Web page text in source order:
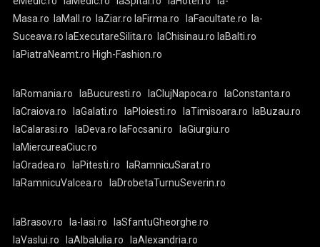
Masa.ro
laMall.ro laZiar.ro laFirma.ro laFacultate.ro
la-
Suceava.ro laExecutareSilita.ro laChisinau.ro laBalti.ro
laPiatraNeamt.ro High-Fashion.ro
laRomania.ro laBucuresti.ro laClujNapoca.ro
laConstanta.ro
laCraiova.ro
laGalati.ro laPloiesti.ro laTimisoara.ro
laBuzau.ro
laCalarasi.ro
laDeva.ro laFocsani.ro
laGiurgiu.ro
laMiercureaCiuc.ro
laOradea.ro
laPitesti.ro
laRamnicuSarat.ro
laRamnicuValcea.ro
laDrobetaTurnuSeverin.ro
laBrasov.ro la-Iasi.ro
laSfantuGheorghe.ro
laVaslui.ro
laAlbaIulia.ro laAlexandria.ro